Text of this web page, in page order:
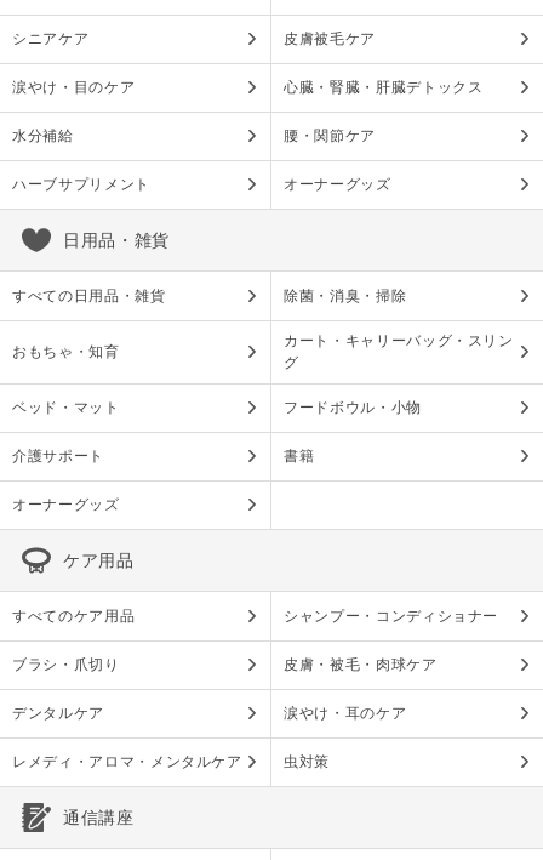
シニアケア 皮膚被毛ケア
涙やけ・目のケア 心臓・腎臓・肝臓デトックス
水分補給 腰・関節ケア
ハーブサプリメント オーナーグッズ
日用品・雑貨
すべての日用品・雑貨 除菌・消臭・掃除
おもちゃ・知育
カート・キャリーバッグ・スリン
グ
ベッド・マット フードボウル・小物
介護サポート 書籍
オーナーグッズ
ケア用品
すべてのケア用品 シャンプー・コンディショナー
ブラシ・爪切り 皮膚・被毛・肉球ケア
デンタルケア 涙やけ・耳のケア
レメディ・アロマ・メンタルケア 虫対策
通信講座